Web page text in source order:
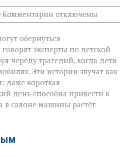
Комментарии к
записи
не
прощает
невнимательности:
трагедии
в
раскалённых
машинах»
отключены
обернуться
эксперты по детской
череду трагедий, когда дети
Эти истории звучат как
даже короткая
день способна привести к
в салоне машины растёт